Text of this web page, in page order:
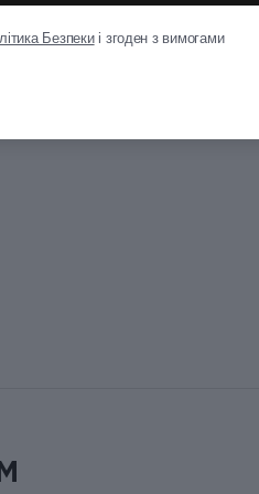
Безпекиі згоден з вимогами